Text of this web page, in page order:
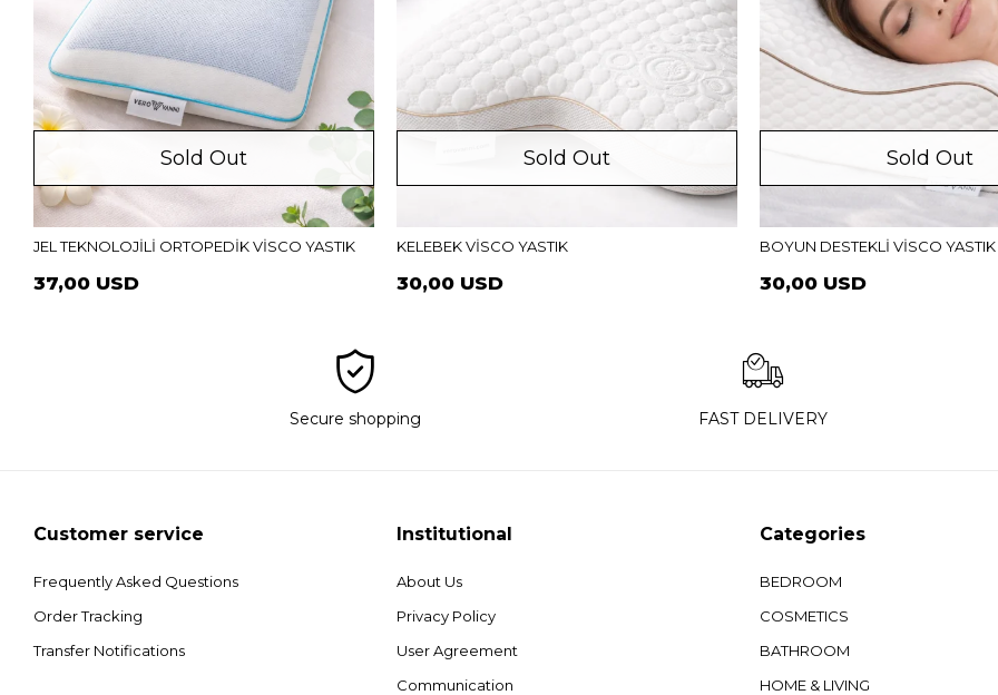
Sold Out
JEL TEKNOLOJİLİ ORTOPEDİK VİSCO YASTIK
37,00 USD
Sold Out
KELEBEK VİSCO YASTIK
30,00 USD
Sold Out
BOYUN DESTEKLİ VİSCO YASTIK
30,00 USD
Secure shopping FAST DELIVERY
Customer service
Frequently Asked Questions
Order Tracking
Transfer Notifications
Institutional
About Us
Privacy Policy
User Agreement
Communication
Categories
BEDROOM
COSMETICS
BATHROOM
HOME & LIVING